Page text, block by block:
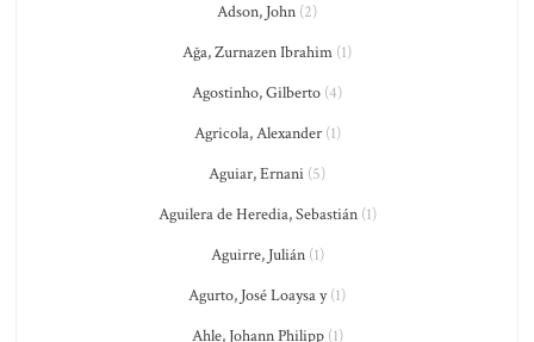
Adson, John (2)
Ağa, Zurnazen Ibrahim (1)
Agostinho, Gilberto (4)
Agricola, Alexander(1)
Aguiar, Ernani (5)
Aguilera de Heredia, Sebastián(1)
Aguirre, Julián(1)
Agurto, José Loaysa y(1)
Ahle, Johann Philipp(1)